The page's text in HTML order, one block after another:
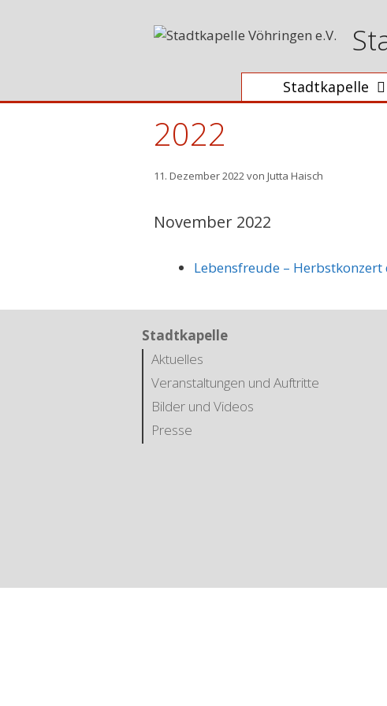
Stadtkapelle
2022
11. Dezember 2022von Jutta Haisch
November 2022
Lebensfreude –
Stadtkapelle
Aktuelles
Veranstaltungen und Auftritte
Bilder und Videos
Presse